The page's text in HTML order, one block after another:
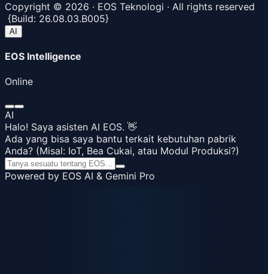
Copyright © 2026 · EOS Teknologi · All rights reserved
{Build: 26.08.03.B005}
AI
EOS Intelligence
Online
AI
Halo! Saya asisten AI EOS. 👋
Ada yang bisa saya bantu terkait kebutuhan pabrik
Anda? (Misal: IoT, Bea Cukai, atau Modul Produksi?)
Powered by EOS AI & Gemini Pro